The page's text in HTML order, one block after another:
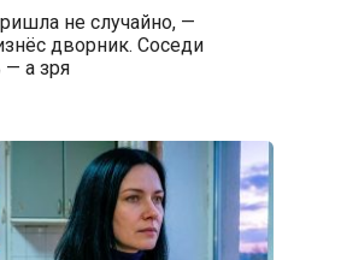
не случайно, —
дворник. Соседи
— а зря